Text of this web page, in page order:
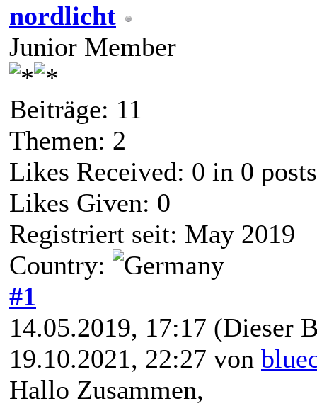
nordlicht
Junior Member
Beiträge: 11
Themen: 2
Likes Received: 0 in 0 posts
Likes Given: 0
Registriert seit: May 2019
Country:
#1
14.05.2019, 17:17 (Dieser
19.10.2021, 22:27 von
Hallo Zusammen,